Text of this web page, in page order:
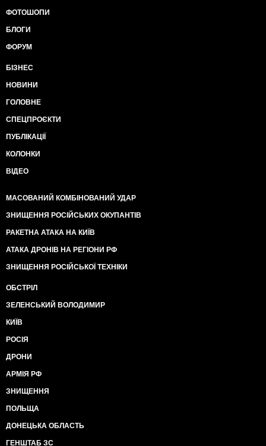
ФОТОШОПИ
БЛОГИ
ФОРУМ
БІЗНЕС
НОВИНИ
ГОЛОВНЕ
СПЕЦПРОЄКТИ
ПУБЛІКАЦІЇ
КОЛОНКИ
ВІДЕО
МАСОВАНИЙ КОМБІНОВАНИЙ УДАР
ЗНИЩЕННЯ РОСІЙСЬКИХ ОКУПАНТІВ
РАКЕТНА АТАКА НА КИЇВ
АТАКА ДРОНІВ НА РЕГІОНИ РФ
ЗНИЩЕННЯ РОСІЙСЬКОЇ ТЕХНІКИ
ОБСТРІЛ
ЗЕЛЕНСЬКИЙ ВОЛОДИМИР
КИЇВ
РОСІЯ
ДРОНИ
АРМІЯ РФ
ЗНИЩЕННЯ
ПОЛЬЩА
ДОНЕЦЬКА ОБЛАСТЬ
ГЕНШТАБ ЗС